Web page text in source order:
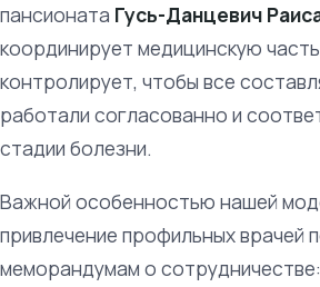
пансионата Гусь-Данцевич
координирует медицинскую
контролирует, чтобы все
работали согласованно и
стадии болезни.
Важной особенностью нашей
привлечение профильных врачей
меморандумам о